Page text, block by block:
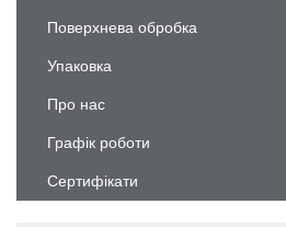
Поверхнева обробка
Упаковка
Про нас
Графік роботи
Сертифікати